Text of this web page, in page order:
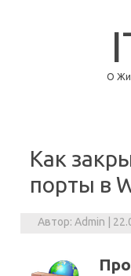
О
Как
порты в
Автор:Admin